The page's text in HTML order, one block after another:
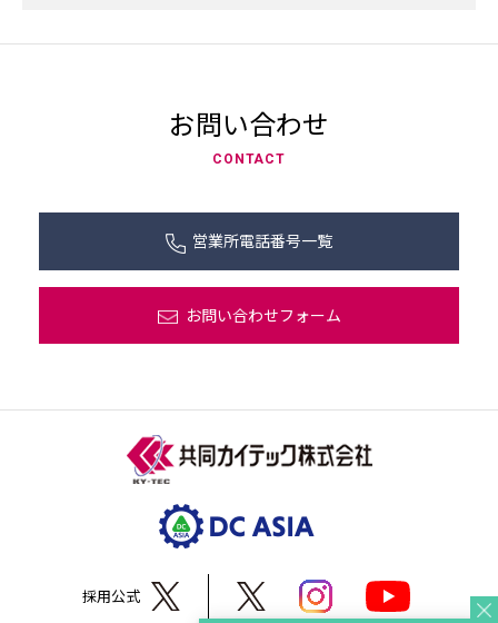
お問い合わせ
CONTACT
営業所電話番号一覧
お問い合わせフォーム
採用公式